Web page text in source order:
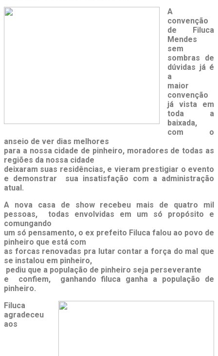
A
convenção
de Filuca
Mendes
sem
sombras de
dúvidas já é
a
maior
convenção
já vista em
toda a
baixada,
com o
anseio de ver dias melhores
para a nossa cidade de pinheiro, moradores de todas as
regiões da nossa cidade
deixaram suas residências, e vieram prestigiar o evento
e demonstrar sua insatisfação com a administração
atual.
A nova casa de show recebeu mais de quatro mil
pessoas, todas envolvidas em um só propósito e
comungando
um só pensamento, o ex prefeito Filuca falou ao povo de
pinheiro que está com
as forcas renovadas pra lutar contar a força do mal que
se instalou em pinheiro,
pediu que a população de pinheiro seja perseverante
e confiem, ganhando filuca ganha a população de
pinheiro.
Filuca
agradeceu
aos